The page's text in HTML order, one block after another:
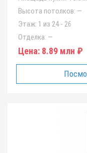
Высота потолков: —
Этаж: 1 из 24 - 26
Отделка: —
Цена: 8.89 млн ₽